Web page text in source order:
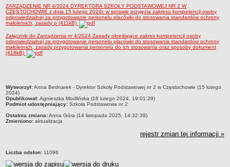
Wielofunkcyjna Placówka
SPECJALNE OŚRODKI SZKOLNO-WYCHOWAWCZE
Specjalny Ośrodek nr 5
BURSA MIEJSKA
Godziny dyżurów
Ogłoszenie
Rejestry, ewidencje, archiwa
ZARZĄDZENIE NR 4/2024 DYREKTORA SZKOŁY PODSTAWOWEJ NR 2 W
CZĘSTOCHOWIE z dnia 15 lutego 2024r. w sprawie przyjęcia zakresu kompetencji osoby
odpowiedzialnej za przygotowanie personelu placówki do stosowania standardów ochrony
małoletnich, zasady p (411kB)
Załącznik do Zarządzenia nr 4/2024 Zasady określające zakres kompetencji osoby
odpowiedzialnej za przygotowanie personelu placówki do stosowania standardów ochrony
małoletnich, zasady przygotowania personelu do ich stosowania oraz sposoby dokument
(418kB)
metryczka
Wytworzył:Anna Bednarek - Dyrektor Szkoły Podstawowej nr 2 w Częstochowie (15 lutego
2024)
Opublikował:Agnieszka Modlińska (18 lutego 2024, 19:01:29)
Podmiot udostępniający: Szkoła Podstawowa nr 2
Ostatnia zmiana:Anna Góra (14 listopada 2025, 14:32:39)
Zmieniono: aktualizacja
rejestr zmian tej informacji »
Liczba odsłon: 11096